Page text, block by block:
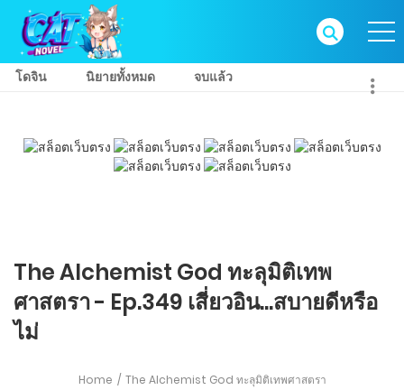
โดจิน นิยายทั้งหมด จบแล้ว
The Alchemist God ทะลุมิติเทพ
ศาสตรา - Ep.349 เสี่ยวอิน...สบายดีหรือ
ไม่
Home
The Alchemist God ทะลุมิติเทพศาสตรา